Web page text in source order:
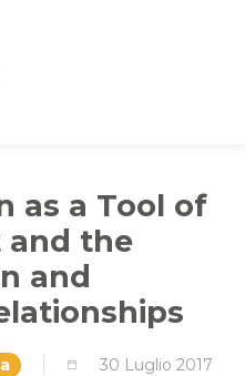
as a Tool of
and the
and
30 Luglio 2017